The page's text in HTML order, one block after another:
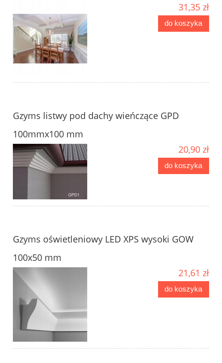
31,35 zł
do koszyka
Gzyms listwy pod dachy wieńczące GPD
100mmx100 mm
20,90 zł
do koszyka
Gzyms oświetleniowy LED XPS wysoki GOW
100x50 mm
21,61 zł
do koszyka